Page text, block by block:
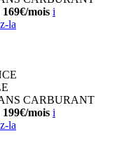
mois i
la
CARBURANT
mois i
la